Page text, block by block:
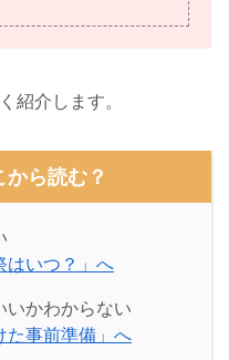
紹介します。
から読む？
はいつ？」へ
いかわからない
た事前準備」へ